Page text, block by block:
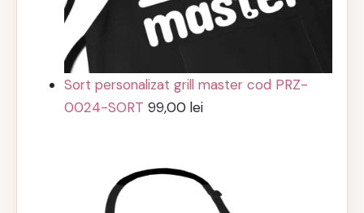
Sort personalizat grill master cod PRZ-
0024-SORT 99,00lei